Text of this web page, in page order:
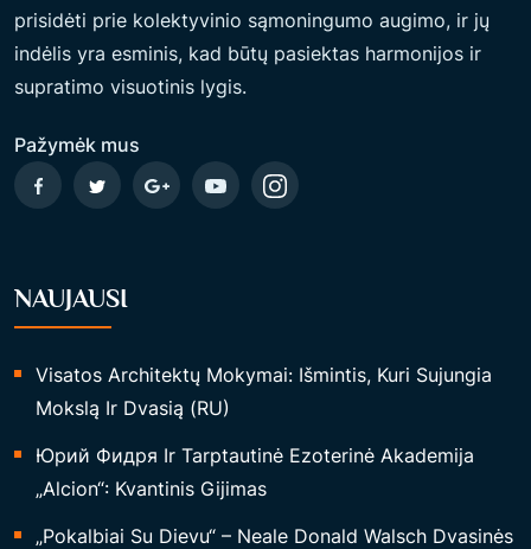
prisidėti prie kolektyvinio sąmoningumo augimo, ir jų
indėlis yra esminis, kad būtų pasiektas harmonijos ir
supratimo visuotinis lygis.
Pažymėk mus
NAUJAUSI
Visatos Architektų Mokymai: Išmintis, Kuri Sujungia
Mokslą Ir Dvasią (RU)
Юрий Фидря Ir Tarptautinė Ezoterinė Akademija
„Alcion“: Kvantinis Gijimas
„Pokalbiai Su Dievu“ – Neale Donald Walsch Dvasinės